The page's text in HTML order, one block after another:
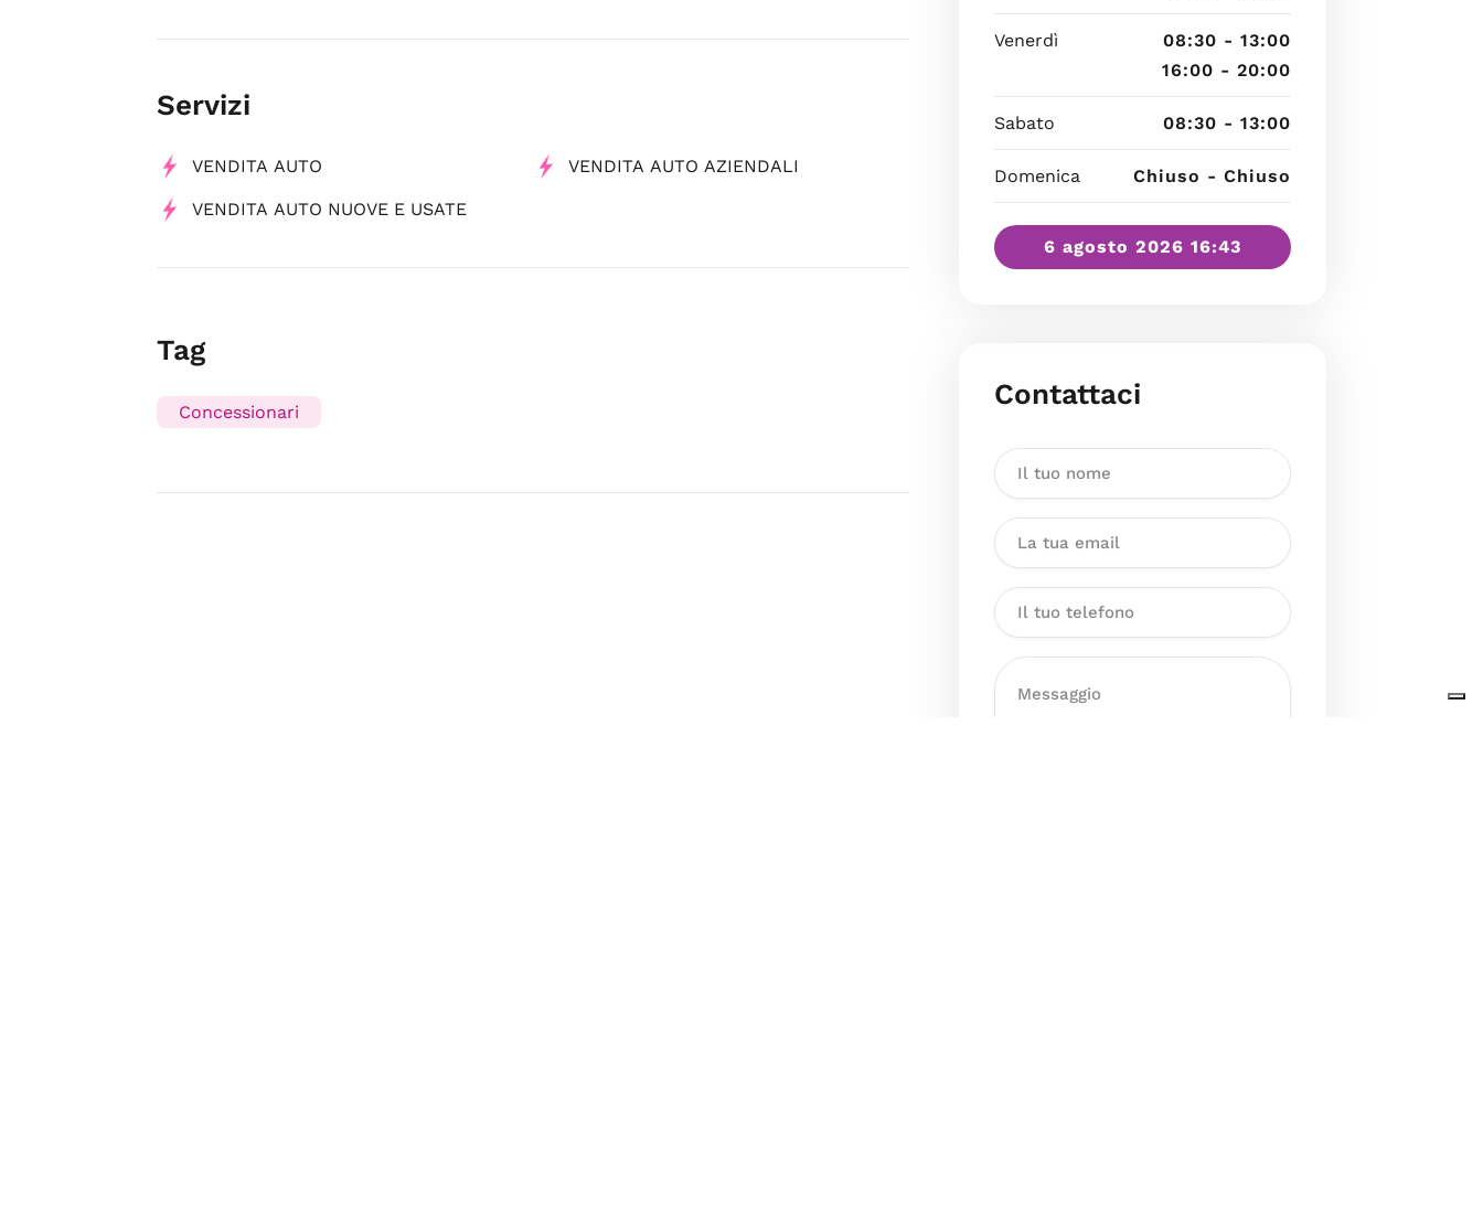
Servizi
VENDITA AUTO VENDITA AUTO AZIENDALI
VENDITA AUTO NUOVE E USATE
Tag
Concessionari
Venerdì
08:30 - 13:00
16:00 - 20:00
Sabato 08:30 - 13:00
Domenica Chiuso - Chiuso
6 agosto 2026 16:43
Contattaci